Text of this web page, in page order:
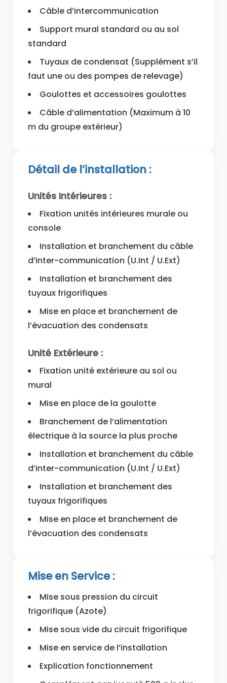
Câble d’intercommunication
Support mural standard ou au sol
standard
Tuyaux de condensat (Supplément s’il
faut une ou des pompes de relevage)
Goulottes et accessoires goulottes
Câble d’alimentation (Maximum à 10
m du groupe extérieur)
Détail de l’installation :
Unités Intérieures :
Fixation unités intérieures murale ou
console
Installation et branchement du câble
d’inter-communication (U.Int / U.Ext)
Installation et branchement des
tuyaux frigorifiques
Mise en place et branchement de
l’évacuation des condensats
Unité Extérieure :
Fixation unité extérieure au sol ou
mural
Mise en place de la goulotte
Branchement de l’alimentation
électrique à la source la plus proche
Installation et branchement du câble
d’inter-communication (U.Int / U.Ext)
Installation et branchement des
tuyaux frigorifiques
Mise en place et branchement de
l’évacuation des condensats
Mise en Service :
Mise sous pression du circuit
frigorifique (Azote)
Mise sous vide du circuit frigorifique
Mise en service de l’installation
Explication fonctionnement